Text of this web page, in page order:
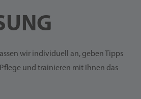
wir individuell an, geben Tipps
und trainieren mit Ihnen das